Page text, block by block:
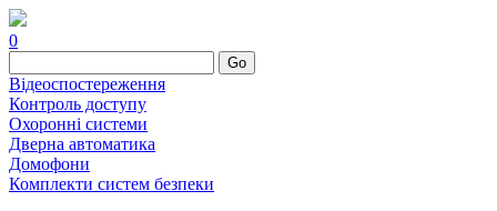
0
Go
Відеоспостереження
Контроль доступу
Охоронні системи
Дверна автоматика
Домофони
Комплекти систем безпеки